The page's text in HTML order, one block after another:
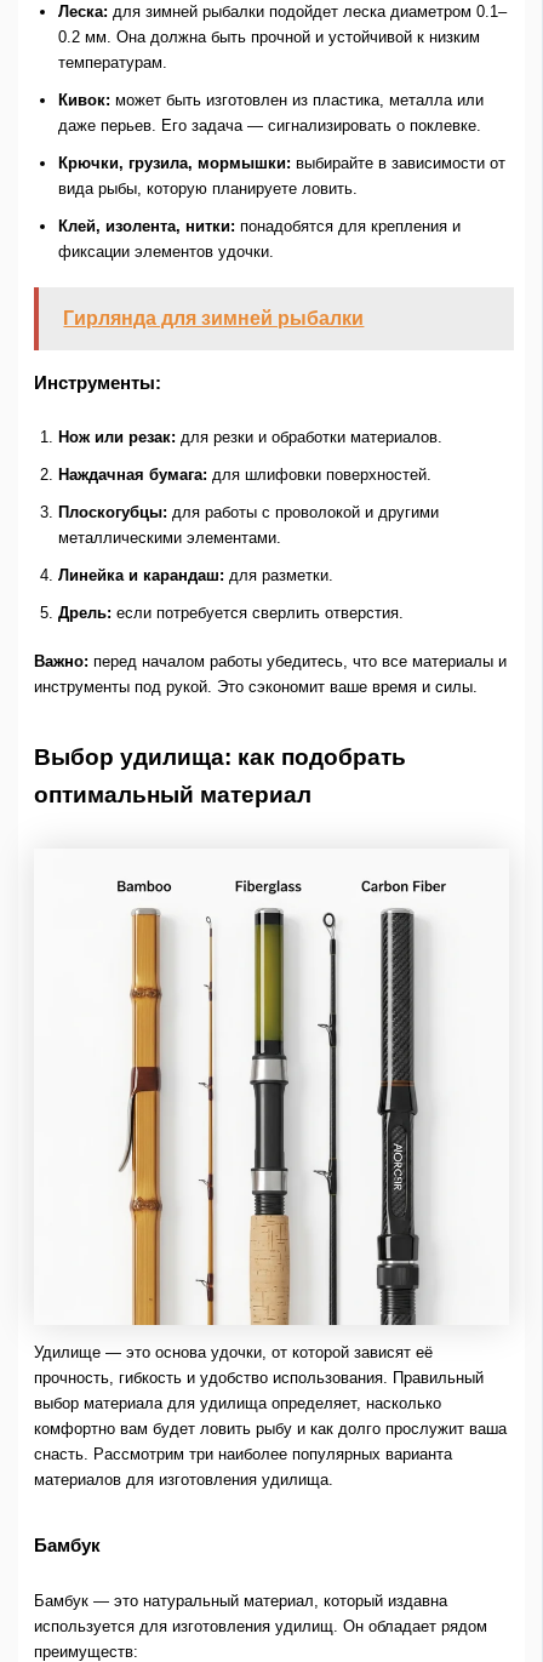
Леска: для зимней рыбалки подойдет леска диаметром 0.1–
0.2 мм. Она должна быть прочной и устойчивой к низким
температурам.
Кивок: может быть изготовлен из пластика, металла или
даже перьев. Его задача — сигнализировать о поклевке.
Крючки, грузила, мормышки: выбирайте в зависимости от
вида рыбы, которую планируете ловить.
Клей, изолента, нитки: понадобятся для крепления и
фиксации элементов удочки.
Гирлянда для зимней рыбалки
Инструменты:
Нож или резак: для резки и обработки материалов.
Наждачная бумага: для шлифовки поверхностей.
Плоскогубцы: для работы с проволокой и другими
металлическими элементами.
Линейка и карандаш: для разметки.
Дрель: если потребуется сверлить отверстия.
Важно: перед началом работы убедитесь, что все материалы и
инструменты под рукой. Это сэкономит ваше время и силы.
Выбор удилища: как подобрать
оптимальный материал
Удилище — это основа удочки, от которой зависят её
прочность, гибкость и удобство использования. Правильный
выбор материала для удилища определяет, насколько
комфортно вам будет ловить рыбу и как долго прослужит ваша
снасть. Рассмотрим три наиболее популярных варианта
материалов для изготовления удилища.
Бамбук
Бамбук — это натуральный материал, который издавна
используется для изготовления удилищ. Он обладает рядом
преимуществ: